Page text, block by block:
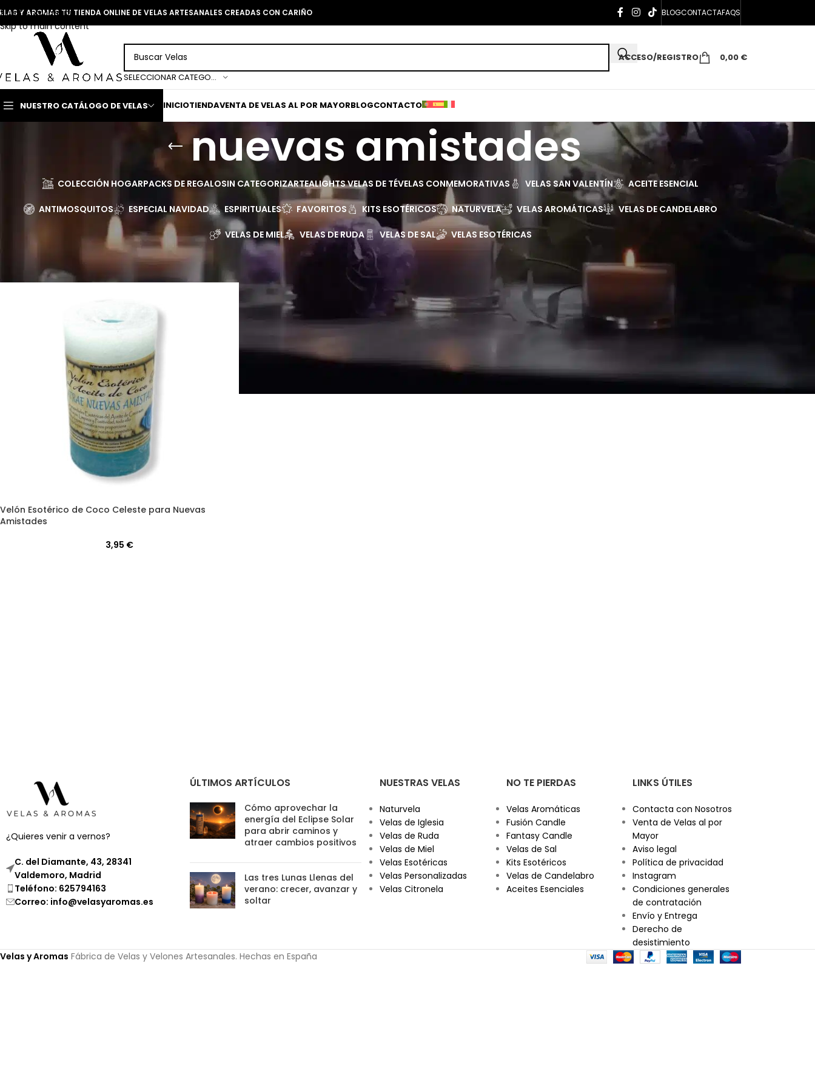
Skip to navigation
Skip to main content
Y AROMAS TU TIENDA ONLINE DE VELAS ARTESANALES CREADAS CON CARIÑO BLOGCONTACTAFAQS
SELECCIONAR CATEGORÍA
ACCESO/REGISTRO 0,00 €
NUESTRO CATÁLOGO DE VELAS INICIOTIENDAVENTA DE VELAS AL POR MAYORBLOGCONTACTO
nuevas amistades
COLECCIÓN HOGARPACKS DE REGALOSIN CATEGORIZARTEALIGHTS VELAS DE TÉVELAS CONMEMORATIVAS VELAS SAN VALENTÍN ACEITE ESENCIAL
ANTIMOSQUITOS ESPECIAL NAVIDAD ESPIRITUALES FAVORITOS KITS ESOTÉRICOS NATURVELA VELAS AROMÁTICAS VELAS DE CANDELABRO
VELAS DE MIEL VELAS DE RUDA VELAS DE SAL
VELAS ESOTÉRICAS
nuevas amistades Mostrar
Velón Esotérico de Coco Celeste para Nuevas
Amistades
3,95 €
¿Quieres venir a vernos?
C. del Diamante, 43, 28341
Valdemoro, Madrid
Teléfono: 625794163
Correo: info@velasyaromas.es
ÚLTIMOS ARTÍCULOS
Cómo aprovechar la
energía del Eclipse Solar
para abrir caminos y
atraer cambios positivos
Las tres Lunas Llenas del
verano: crecer, avanzar y
soltar
NUESTRAS VELAS
Naturvela
Velas de Iglesia
Velas de Ruda
Velas de Miel
Velas Esotéricas
Velas Personalizadas
Velas Citronela
NO TE PIERDAS
Velas Aromáticas
Fusión Candle
Fantasy Candle
Velas de Sal
Kits Esotéricos
Velas de Candelabro
Aceites Esenciales
LINKS ÚTILES
Contacta con Nosotros
Venta de Velas al por
Mayor
Aviso legal
Política de privacidad
Instagram
Condiciones generales
de contratación
Envío y Entrega
Derecho de
desistimiento
Velas y Aromas Fábrica de Velas y Velones Artesanales. Hechas en España